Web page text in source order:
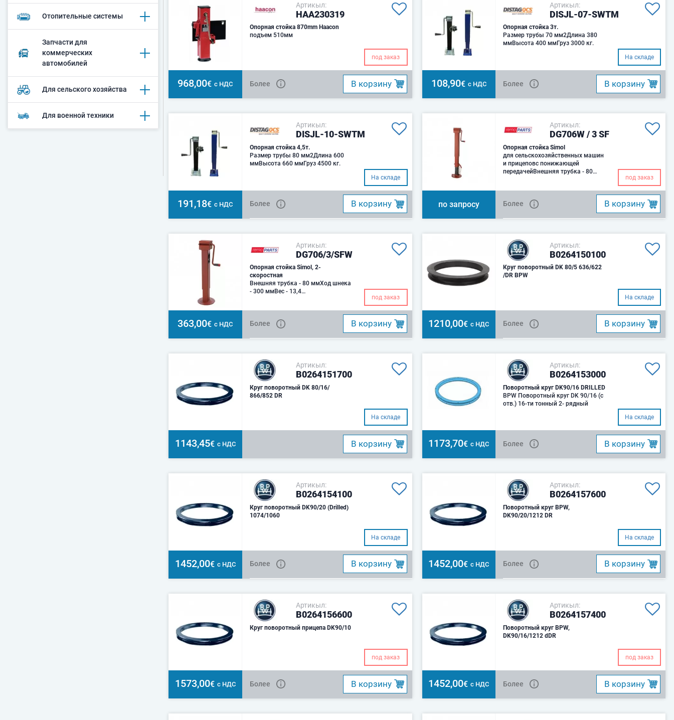
Oтопительные системы
Запчасти для
коммерческих
автомобилей
Для сельского хозяйства
Для военной техники
Артикыл:
HAA230319
Опорная стойка 870mm Haacon
подъем 510мм
под заказ
968,00€ с НДС Более B корзину
Артикыл:
DISJL-07-SWTM
Опорная стойка 3т.
Размер трубы 70 мм2Длина 380
ммВысота 400 ммГруз 3000 кг.
На складе
108,90€ с НДС Более B корзину
Артикыл:
DISJL-10-SWTM
Опорная стойка 4,5т.
Размер трубы 80 мм2Длина 600
ммВысота 660 ммГруз 4500 кг.
На складе
191,18€ с НДС Более B корзину
Артикыл:
DG706W / 3 SF
Опорная стойка Simol
для сельскохозяйственных машин
и прицеповс понижающей
передачейВнешняя трубка - 80
под заказ
по запросу Более B корзину
Артикыл:
DG706/3/SFW
Опорная стойка Simol, 2-
скоростная
Внешняя трубка - 80 ммХод шнека
- 300 ммВес - 13,4
под заказ
363,00€ с НДС Более B корзину
Артикыл:
B0264150100
Круг поворотный DK 80/5 636/622
/DR BPW
На складе
1210,00€ с НДС Более B корзину
Артикыл:
B0264151700
Круг поворотный DK 80/16/
866/852 DR
На складе
1143,45€ с НДС B корзину
Артикыл:
B0264153000
Поворотный круг DK90/16 DRILLED
BPW Поворотный круг DK 90/16 (c
отв.) 16-ти тонный 2- рядный
На складе
1173,70€ с НДС Более B корзину
Артикыл:
B0264154100
Круг поворотный DK90/20 (Drilled)
1074/1060
На складе
1452,00€ с НДС Более B корзину
Артикыл:
B0264157600
Поворотный круг BPW,
DK90/20/1212 DR
На складе
1452,00€ с НДС Более B корзину
Артикыл:
B0264156600
Круг поворотный прицепа DK90/10
под заказ
1573,00€ с НДС Более B корзину
Артикыл:
B0264157400
Поворотный круг BPW,
DK90/16/1212 dDR
под заказ
1452,00€ с НДС Более B корзину